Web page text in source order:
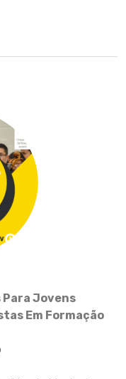
Para Jovens
Em Formação